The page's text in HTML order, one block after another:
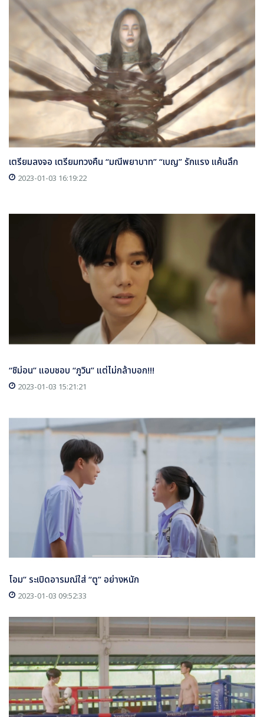
เตรียมลงจอ เตรียมทวงคืน “มณีพยาบาท” “เบญ” รักแรง แค้นลึก
2023-01-03 16:19:22
“ชิม่อน” แอบชอบ “ภูวิน” แต่ไม่กล้าบอก!!!
2023-01-03 15:21:21
โอม” ระเบิดอารมณ์ใส่ “ตู” อย่างหนัก
2023-01-03 09:52:33